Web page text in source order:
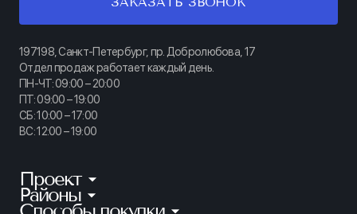
197198, Санкт-Петербург, пр. Добролюбова, 17
Отдел продаж работает каждый день.
ПН-ЧТ: 09:00 – 20:00
ПТ: 09:00 – 19:00
СБ: 10:00 – 17:00
ВС: 12:00 – 19:00
Проект
КИНОПАРК
Районы
Калининский